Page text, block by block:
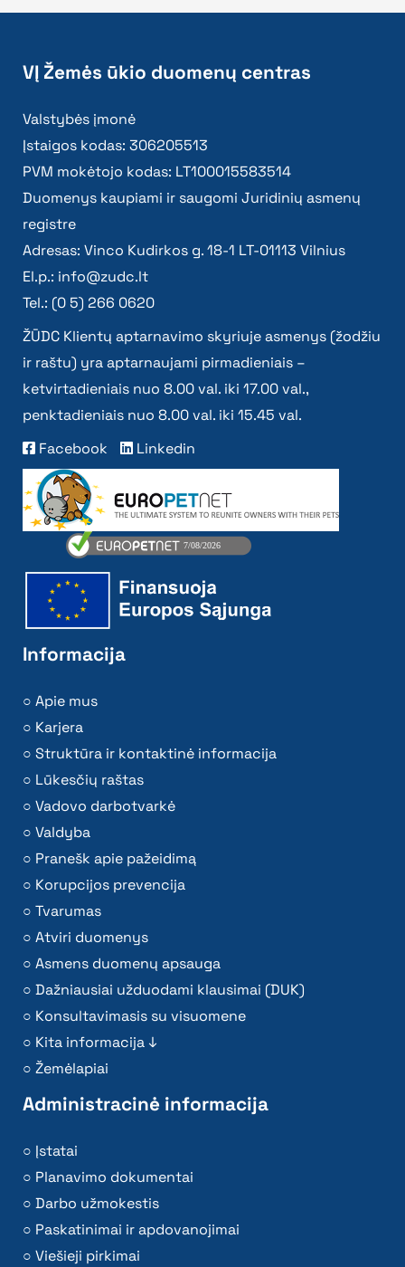
VĮ Žemės ūkio duomenų centras
Valstybės įmonė
Įstaigos kodas: 306205513
PVM mokėtojo kodas: LT100015583514
Duomenys kaupiami ir saugomi Juridinių asmenų
registre
Adresas: Vinco Kudirkos g. 18-1 LT-01113 Vilnius
El.p.: info@zudc.lt
Tel.: (0 5) 266 0620
ŽŪDC Klientų aptarnavimo skyriuje asmenys (žodžiu
ir raštu) yra aptarnaujami pirmadieniais –
ketvirtadieniais nuo 8.00 val. iki 17.00 val.,
penktadieniais nuo 8.00 val. iki 15.45 val.
Facebook
Linkedin
Informacija
Apie mus
Karjera
Struktūra ir kontaktinė informacija
Lūkesčių raštas
Vadovo darbotvarkė
Valdyba
Pranešk apie pažeidimą
Korupcijos prevencija
Tvarumas
Atviri duomenys
Asmens duomenų apsauga
Dažniausiai užduodami klausimai (DUK)
Konsultavimasis su visuomene
Kita informacija ↓
Žemėlapiai
Administracinė informacija
Įstatai
Planavimo dokumentai
Darbo užmokestis
Paskatinimai ir apdovanojimai
Viešieji pirkimai